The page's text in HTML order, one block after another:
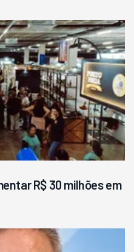
R$ 30 milhões em